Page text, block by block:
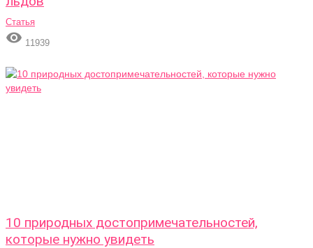
Статья
 11939
10 природных достопримечательностей,
которые нужно увидеть